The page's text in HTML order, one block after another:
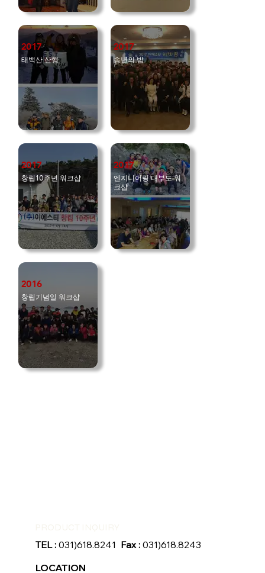
2017
태백산 산행
2017
송년의 밤
2017
창립10주년 워크샵
2017
엔지니어링 대부도 워
크샵
2016
창립기념일 워크샵
LOCATION
TEL : 031)618.8241 Fax : 031)618.8243